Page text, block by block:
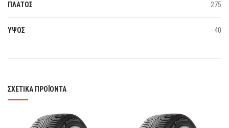
ΠΛΑΤΟΣ 275
ΥΨΟΣ 40
ΣΧΕΤΙΚΆ ΠΡΟΪΌΝΤΑ